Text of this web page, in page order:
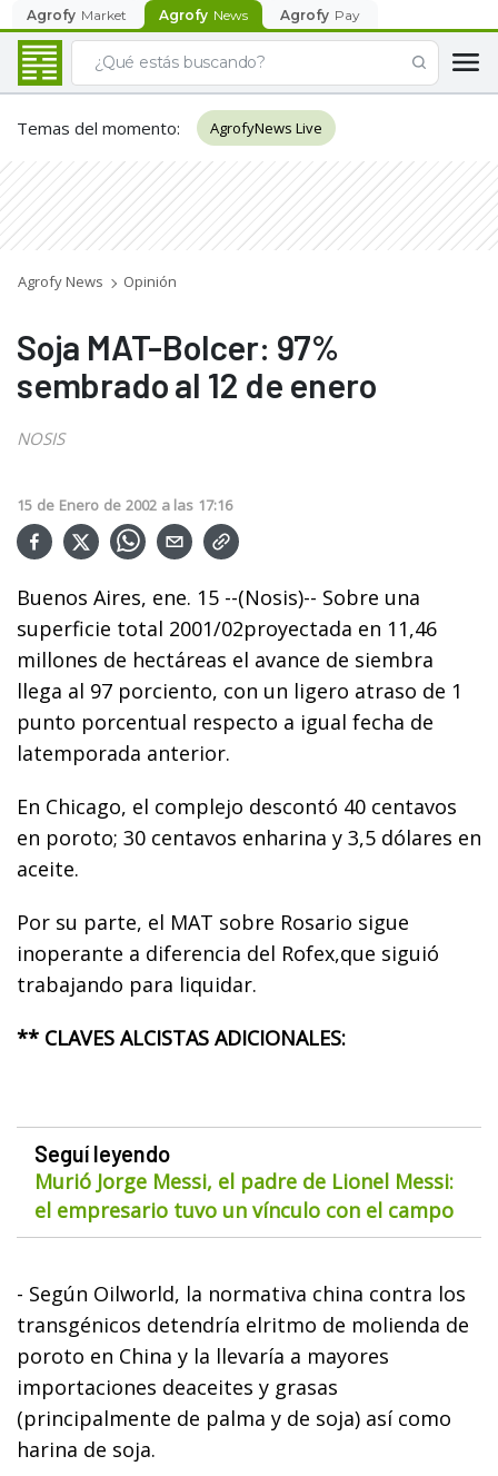
Agrofy Market Agrofy News Agrofy Pay
Temas del momento: AgrofyNews Live
Agrofy News Opinión
Soja MAT-Bolcer: 97%
sembrado al 12 de enero
NOSIS
15 de Enero de 2002 a las 17:16
Buenos Aires, ene. 15 --(Nosis)-- Sobre una
superficie total 2001/02proyectada en 11,46
millones de hectáreas el avance de siembra
llega al 97 porciento, con un ligero atraso de 1
punto porcentual respecto a igual fecha de
latemporada anterior.
En Chicago, el complejo descontó 40 centavos
en poroto; 30 centavos enharina y 3,5 dólares en
aceite.
Por su parte, el MAT sobre Rosario sigue
inoperante a diferencia del Rofex,que siguió
trabajando para liquidar.
** CLAVES ALCISTAS ADICIONALES:
Seguí leyendo
Murió Jorge Messi, el padre de Lionel Messi:
el empresario tuvo un vínculo con el campo
- Según Oilworld, la normativa china contra los
transgénicos detendría elritmo de molienda de
poroto en China y la llevaría a mayores
importaciones deaceites y grasas
(principalmente de palma y de soja) así como
harina de soja.